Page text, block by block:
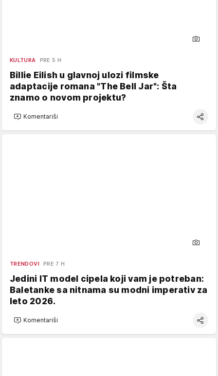
KULTURA PRE 5 H
Billie Eilish u glavnoj ulozi filmske
adaptacije romana "The Bell Jar": Šta
znamo o novom projektu?
Komentariši
TRENDOVI PRE 7 H
Jedini IT model cipela koji vam je potreban:
Baletanke sa nitnama su modni imperativ za
leto 2026.
Komentariši